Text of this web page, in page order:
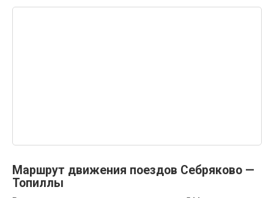
Маршрут движения поездов Себряково —
Топиллы